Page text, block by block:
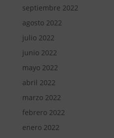
septiembre 2022
agosto 2022
julio 2022
junio 2022
mayo 2022
abril 2022
marzo 2022
febrero 2022
enero 2022